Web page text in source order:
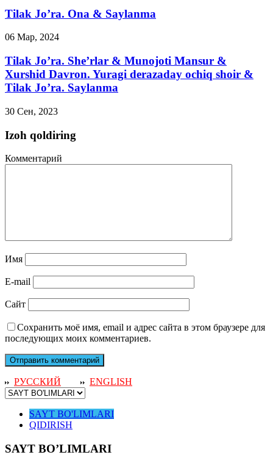
Tilak Jo’ra. Ona & Saylanma
06 Мар, 2024
Tilak Jo’ra. She’rlar & Munojoti Mansur &
Xurshid Davron. Yuragi derazaday ochiq shoir &
Tilak Jo’ra. Saylanma
30 Сен, 2023
Izoh qoldiring
Комментарий
Имя
E-mail
Сайт
Сохранить моё имя, email и адрес сайта в этом браузере для
последующих моих комментариев.
РУССКИЙ ENGLISH
SAYT BO'LIMLARI
QIDIRISH
SAYT BO’LIMLARI